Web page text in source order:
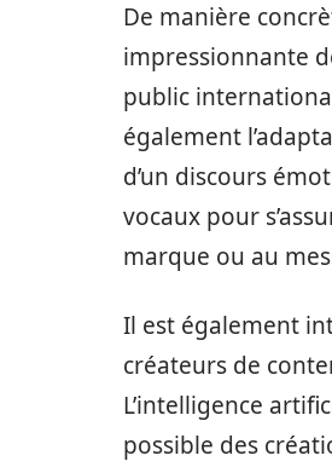
De manière
impressionnante
public
également
d’un discours
vocaux pour
marque ou au
Il est également
créateurs de
L’intelligence
possible des